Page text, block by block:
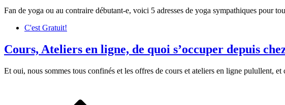
Fan de yoga ou au contraire débutant-e, voici 5 adresses de yoga sympathiques pour
C'est Gratuit!
Cours, Ateliers en ligne, de quoi s’occuper depuis
Et oui, nous sommes tous confinés et les offres de cours et ateliers en ligne pulullent,